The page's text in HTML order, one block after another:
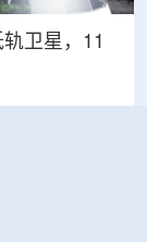
卫星，11